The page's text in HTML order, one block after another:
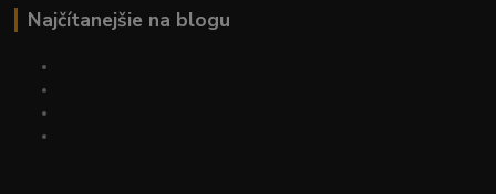
Najčítanejšie na blogu